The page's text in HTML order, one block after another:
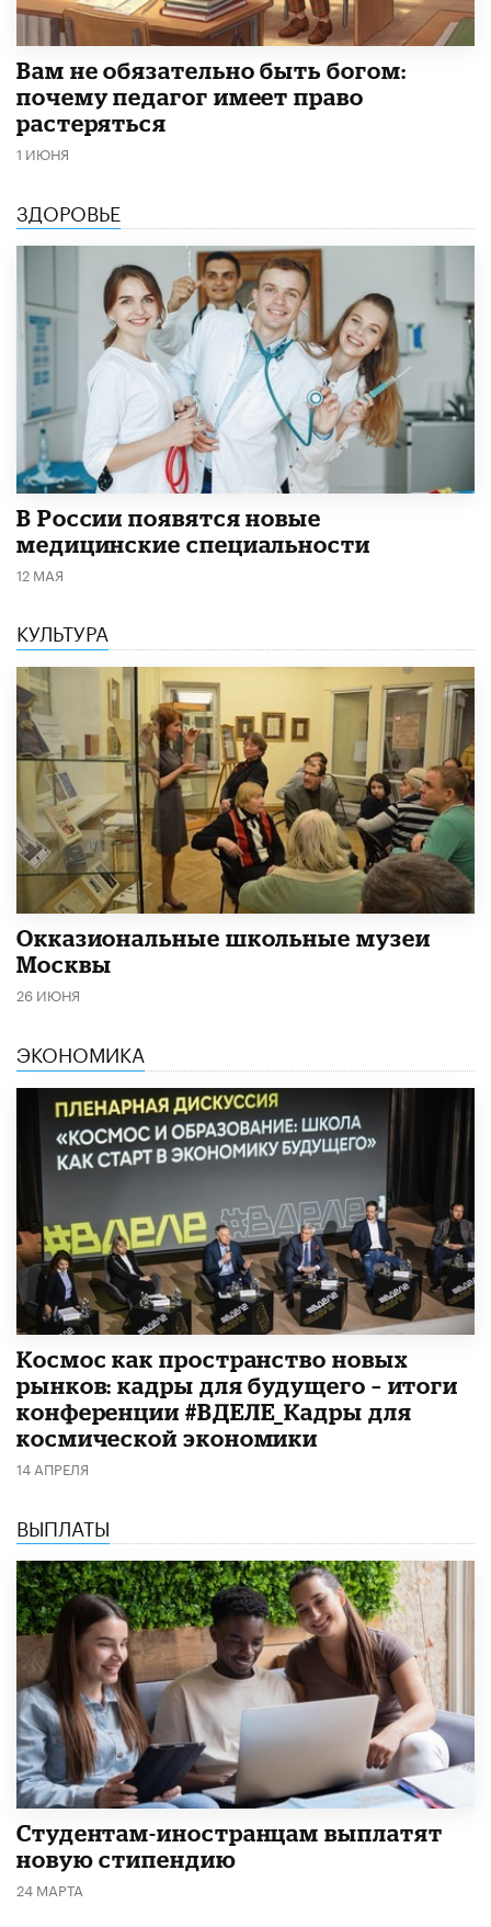
​Вам не обязательно быть богом:
почему педагог имеет право
растеряться
1 ИЮНЯ
ЗДОРОВЬЕ
В России появятся новые
медицинские специальности
12 МАЯ
КУЛЬТУРА
​Окказиональные школьные музеи
Москвы
26 ИЮНЯ
ЭКОНОМИКА
Космос как пространство новых
рынков: кадры для будущего – итоги
конференции #ВДЕЛЕ_Кадры для
космической экономики
14 АПРЕЛЯ
ВЫПЛАТЫ
Студентам-иностранцам выплатят
новую стипендию
24 МАРТА